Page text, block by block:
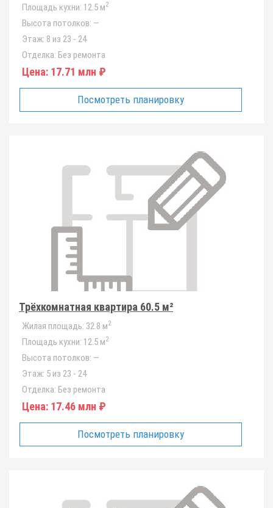
Площадь кухни: 12.5 м2
Высота потолков: —
Этаж: 8 из 23 - 24
Отделка: Без ремонта
Цена: 17.71 млн ₽
Посмотреть планировку
Трёхкомнатная квартира 60.5 м²
Жилая площадь: 32.8 м2
Площадь кухни: 12.5 м2
Высота потолков: —
Этаж: 5 из 23 - 24
Отделка: Без ремонта
Цена: 17.46 млн ₽
Посмотреть планировку